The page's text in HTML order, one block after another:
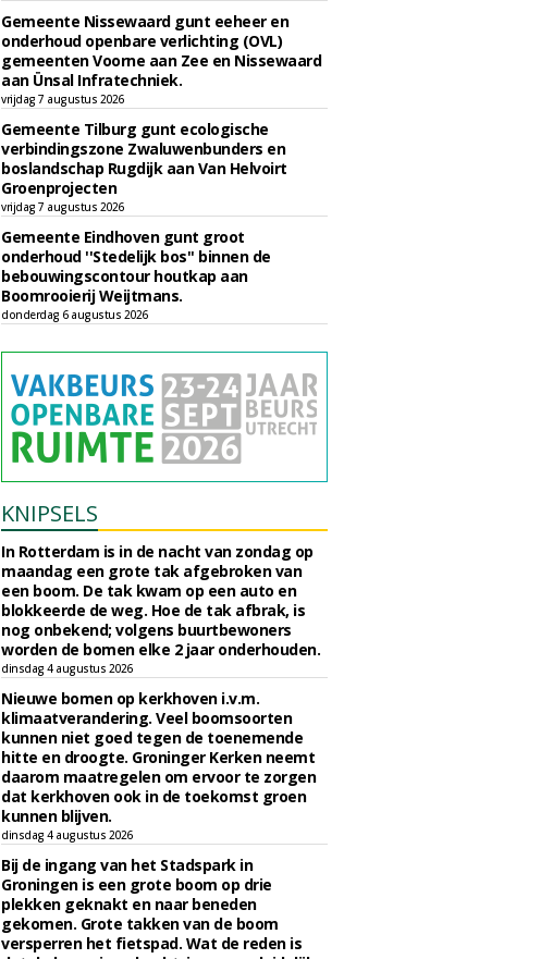
Gemeente Nissewaard gunt eeheer en
onderhoud openbare verlichting (OVL)
gemeenten Voorne aan Zee en Nissewaard
aan Ünsal Infratechniek.
vrijdag 7 augustus 2026
Gemeente Tilburg gunt ecologische
verbindingszone Zwaluwenbunders en
boslandschap Rugdijk aan Van Helvoirt
Groenprojecten
vrijdag 7 augustus 2026
Gemeente Eindhoven gunt groot
onderhoud ''Stedelijk bos'' binnen de
bebouwingscontour houtkap aan
Boomrooierij Weijtmans.
donderdag 6 augustus 2026
KNIPSELS
In Rotterdam is in de nacht van zondag op
maandag een grote tak afgebroken van
een boom. De tak kwam op een auto en
blokkeerde de weg. Hoe de tak afbrak, is
nog onbekend; volgens buurtbewoners
worden de bomen elke 2 jaar onderhouden.
dinsdag 4 augustus 2026
Nieuwe bomen op kerkhoven i.v.m.
klimaatverandering. Veel boomsoorten
kunnen niet goed tegen de toenemende
hitte en droogte. Groninger Kerken neemt
daarom maatregelen om ervoor te zorgen
dat kerkhoven ook in de toekomst groen
kunnen blijven.
dinsdag 4 augustus 2026
Bij de ingang van het Stadspark in
Groningen is een grote boom op drie
plekken geknakt en naar beneden
gekomen. Grote takken van de boom
versperren het fietspad. Wat de reden is